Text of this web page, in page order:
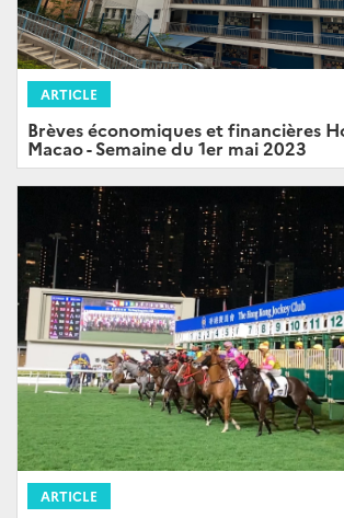
ARTICLE
Brèves économiques et financières
Macao - Semaine du 1er mai 2023
ARTICLE